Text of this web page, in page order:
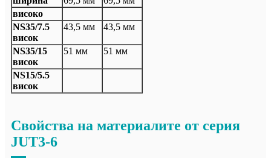
високо
NS35/7.5
висок
43,5 мм 43,5 мм
NS35/15
висок
51 мм 51 мм
NS15/5.5
висок
Свойства на материалите от серия
JUT3-6